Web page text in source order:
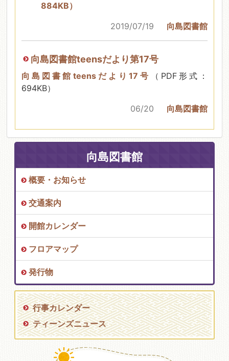
884KB）
2019/07/19
向島図書館
向島図書館teensだより第17号
向島図書館teensだより17号
（PDF形式：
694KB）
06/20
向島図書館
向島図書館
概要・お知らせ
交通案内
開館カレンダー
フロアマップ
発行物
行事カレンダー
ティーンズニュース